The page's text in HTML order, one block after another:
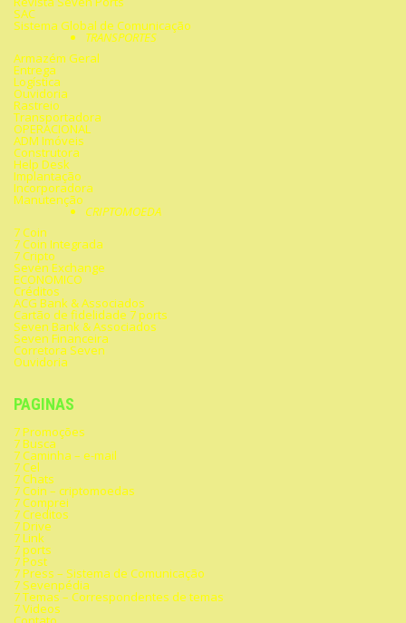
SAC
Sistema Global de Comunicação
TRANSPORTES
Armazém Geral
Entrega
Logística
Ouvidoria
Rastreio
Transportadora
OPERACIONAL
ADM Imóveis
Construtora
Help Desk
Implantação
Incorporadora
Manutenção
CRIPTOMOEDA
7 Coin
7 Coin Integrada
7 Cripto
Seven Exchange
ECONOMICO
Créditos
ACG Bank & Associados
Cartão de fidelidade 7 ports
Seven Bank & Associados
Seven Financeira
Corretora Seven
Ouvidoria
PAGINAS
7 Promoções
7 Busca
7 Caminha – e-mail
7 Cel
7 Chats
7 Coin – criptomoedas
7 Comprei
7 Creditos
7 Drive
7 Link
7 ports
7 Post
7 Press – Sistema de Comunicação
7 Sevenpédia
7 Temas – Correspondentes de temas
7 Videos